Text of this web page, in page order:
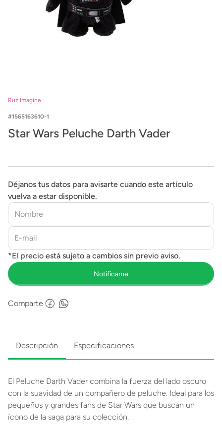
Ruz Imagine
1565163610-1
Star Wars Peluche Darth Vader
Déjanos tus datos para avisarte cuando este artículo
vuelva a estar disponible.
Comparte
Descripción Especificaciones
El Peluche Darth Vader combina la fuerza del lado oscuro
con la suavidad de un compañero de peluche. Ideal para los
pequeños y grandes fans de Star Wars que buscan un
ícono de la saga para su colección.